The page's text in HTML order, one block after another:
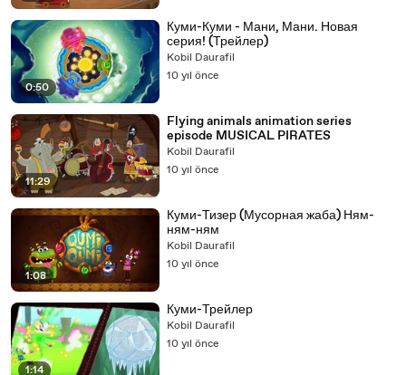
0:50
Куми-Куми - Мани, Мани. Новая
серия! (Трейлер)
Kobil Daurafil
10 yıl önce
11:29
Flying animals animation series
episode MUSICAL PIRATES
Kobil Daurafil
10 yıl önce
1:08
Куми-Тизер (Мусорная жаба) Ням-
ням-ням
Kobil Daurafil
10 yıl önce
1:14
Куми-Трейлер
Kobil Daurafil
10 yıl önce